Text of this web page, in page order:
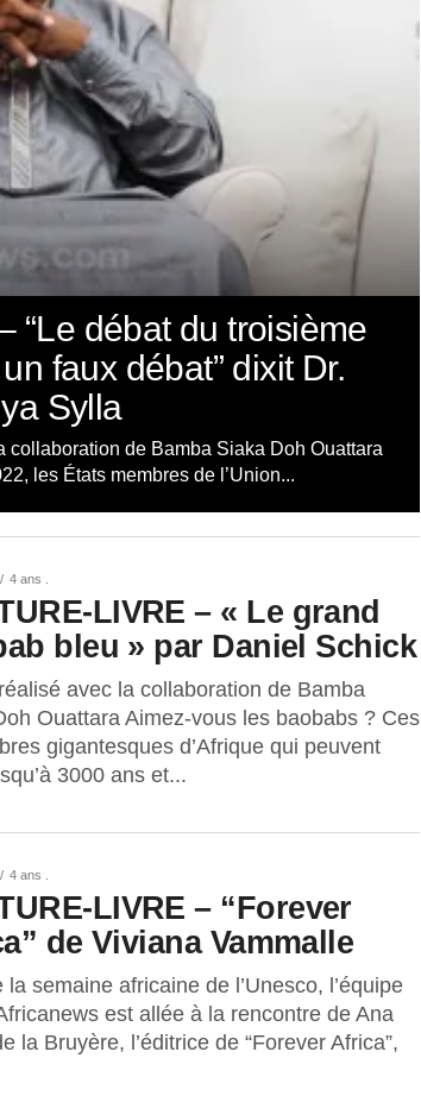
“Le débat du troisième
faux débat” dixit Dr.
Sylla
collaboration de Bamba Siaka Doh Ouattara
les États membres de l’Union...
4 ans .
LIVRE – « Le grand
bleu » par Daniel Schick
avec la collaboration de Bamba
Ouattara Aimez-vous les baobabs ? Ces
gigantesques d’Afrique qui peuvent
3000 ans et...
4 ans .
LIVRE – “Forever
de Viviana Vammalle
la semaine africaine de l’Unesco, l’équipe
est allée à la rencontre de Ana
la Bruyère, l’éditrice de “Forever Africa”,